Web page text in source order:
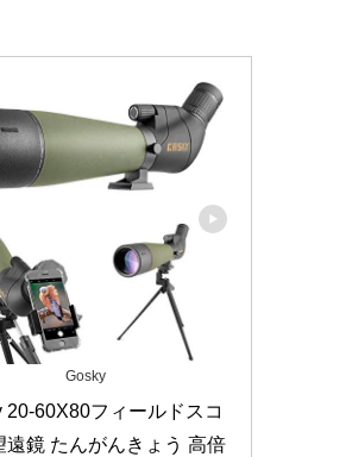
Gosky
20-60X80フィールドスコ
遠鏡 たんがんきょう 高倍